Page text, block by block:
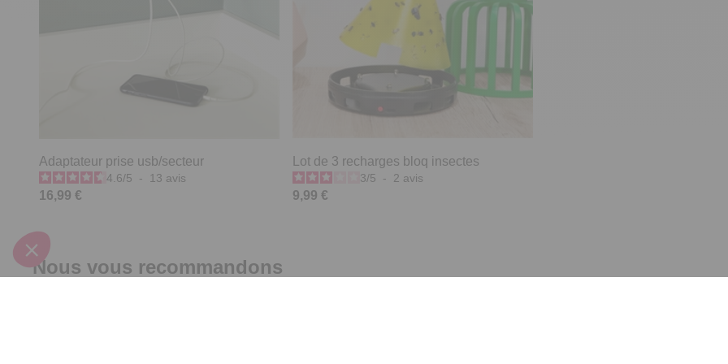
Adaptateur prise usb/secteur
4.6/5 - 13 avis
16,99 €
Lot de 3 recharges bloq insectes
3/5 - 2 avis
9,99 €
Nous vous recommandons